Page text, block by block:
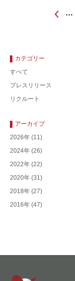
カテゴリー
すべて
プレスリリース
リクルート
アーカイブ
2026年 (11)
2024年 (26)
2022年 (22)
2020年 (31)
2018年 (27)
2016年 (47)